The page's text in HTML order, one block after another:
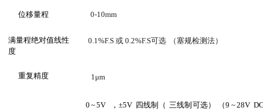
位移量程 0-10mm
满量程绝对值线性
度
0.1%F.S 或 0.2%F.S可选 （塞规检测法）
重复精度 1μm
0 ~5V ，±5V 四线制（ 三线制 可选） （9 ~28V